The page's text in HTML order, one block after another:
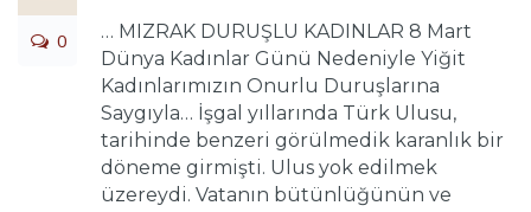
0
… MIZRAK DURUŞLU KADINLAR 8 Mart
Dünya Kadınlar Günü Nedeniyle Yiğit
Kadınlarımızın Onurlu Duruşlarına
Saygıyla… İşgal yıllarında Türk Ulusu,
tarihinde benzeri görülmedik karanlık bir
döneme girmişti. Ulus yok edilmek
üzereydi. Vatanın bütünlüğünün ve